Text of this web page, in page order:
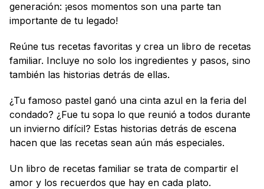
generación: ¡esos momentos son una parte tan
importante de tu legado!
Reúne tus recetas favoritas y crea un libro de recetas
familiar. Incluye no solo los ingredientes y pasos, sino
también las historias detrás de ellas.
¿Tu famoso pastel ganó una cinta azul en la feria del
condado? ¿Fue tu sopa lo que reunió a todos durante
un invierno difícil? Estas historias detrás de escena
hacen que las recetas sean aún más especiales.
Un libro de recetas familiar se trata de compartir el
amor y los recuerdos que hay en cada plato.